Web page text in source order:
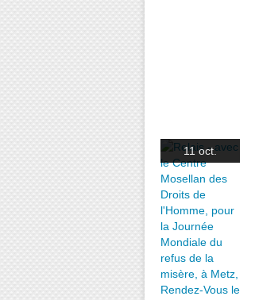
11 oct.